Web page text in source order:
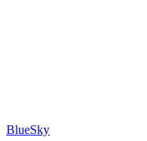
BlueSky